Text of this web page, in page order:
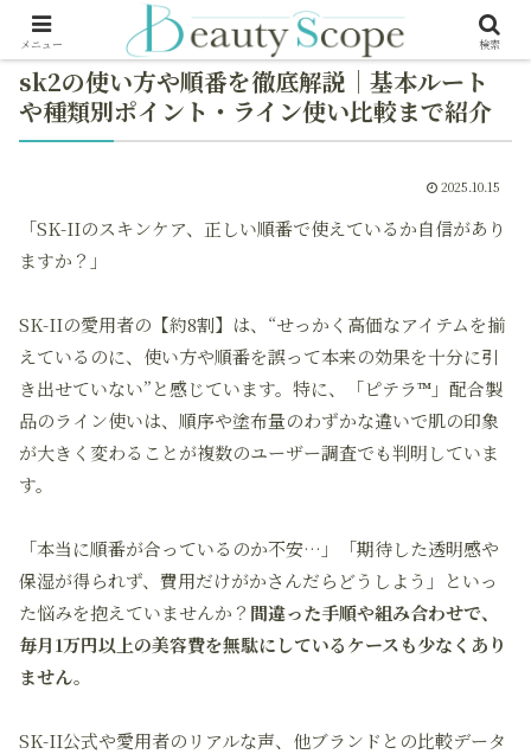
sk2の使い方や順番を徹底解説｜基本ルート
や種類別ポイント・ライン使い比較まで紹介
2025.10.15
「SK-IIのスキンケア、正しい順番で使えているか自信があり
ますか？」
SK-IIの愛用者の【約8割】は、“せっかく高価なアイテムを揃
えているのに、使い方や順番を誤って本来の効果を十分に引
き出せていない”と感じています。特に、「ピテラ™」配合製
品のライン使いは、順序や塗布量のわずかな違いで肌の印象
が大きく変わることが複数のユーザー調査でも判明していま
す。
「本当に順番が合っているのか不安…」「期待した透明感や
保湿が得られず、費用だけがかさんだらどうしよう」といっ
た悩みを抱えていませんか？ 間違った手順や組み合わせで、
毎月1万円以上の美容費を無駄にしているケースも少なくあり
ません。
SK-II公式や愛用者のリアルな声、他ブランドとの比較データ
メニュー 検索